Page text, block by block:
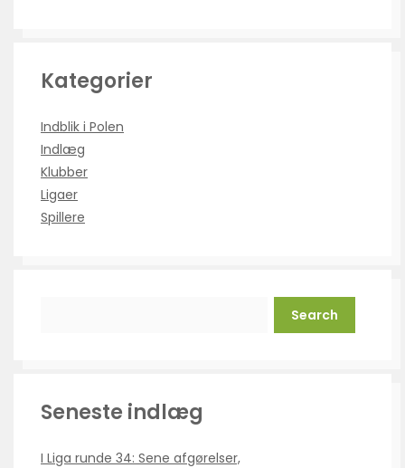
Kategorier
Indblik i Polen
Indlæg
Klubber
Ligaer
Spillere
Seneste indlæg
I Liga runde 34: Sene afgørelser,